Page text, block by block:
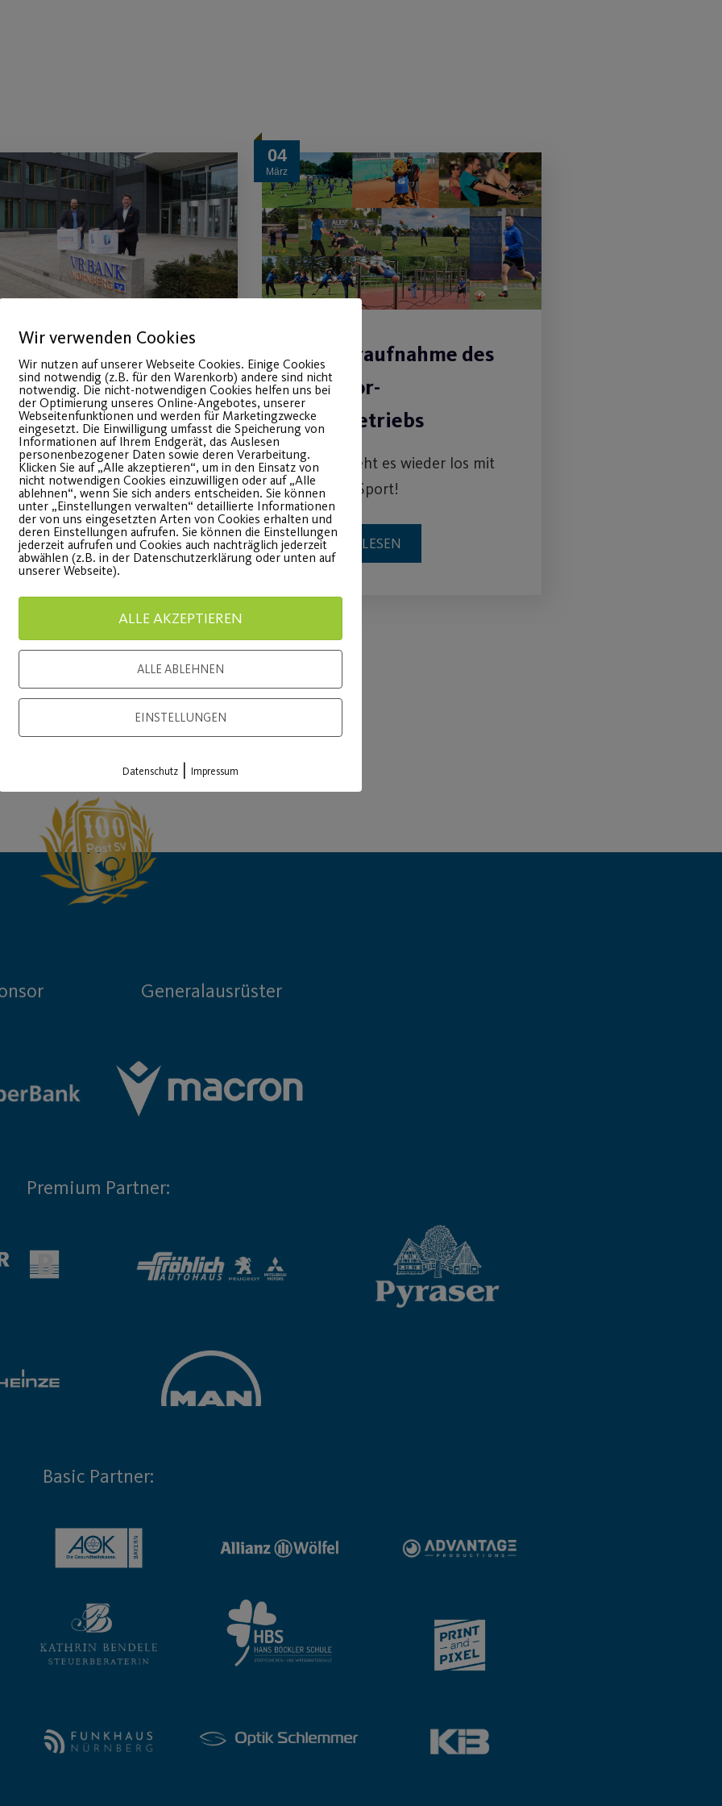
Bank Nürnberg und
SV Nürnberg
das
bis 2024
Engagement wird um
Projekt „Post SV on Ice“
WEITERLESEN
04
März
Wiederaufnahme des
Outdoor-
Sportbetriebs
Endlich geht es wieder los mit
Outdoor-Sport!
WEITERLESEN
Generalausrüster
Premium Partner:
Basic Partner:
Wir verwenden Cookies
Wir nutzen auf unserer Webseite Cookies. Einige Cookies
sind notwendig (z.B. für den Warenkorb) andere sind nicht
notwendig. Die nicht-notwendigen Cookies helfen uns bei
der Optimierung unseres Online-Angebotes, unserer
Webseitenfunktionen und werden für Marketingzwecke
eingesetzt. Die Einwilligung umfasst die Speicherung von
Informationen auf Ihrem Endgerät, das Auslesen
personenbezogener Daten sowie deren Verarbeitung.
Klicken Sie auf „Alle akzeptieren“, um in den Einsatz von
nicht notwendigen Cookies einzuwilligen oder auf „Alle
ablehnen“, wenn Sie sich anders entscheiden. Sie können
unter „Einstellungen verwalten“ detaillierte Informationen
der von uns eingesetzten Arten von Cookies erhalten und
deren Einstellungen aufrufen. Sie können die Einstellungen
jederzeit aufrufen und Cookies auch nachträglich jederzeit
abwählen (z.B. in der Datenschutzerklärung oder unten auf
unserer Webseite).
ALLE AKZEPTIEREN
ALLE ABLEHNEN
EINSTELLUNGEN
Datenschutz | Impressum